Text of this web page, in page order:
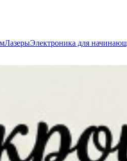
ЛазерыЭлектроника для